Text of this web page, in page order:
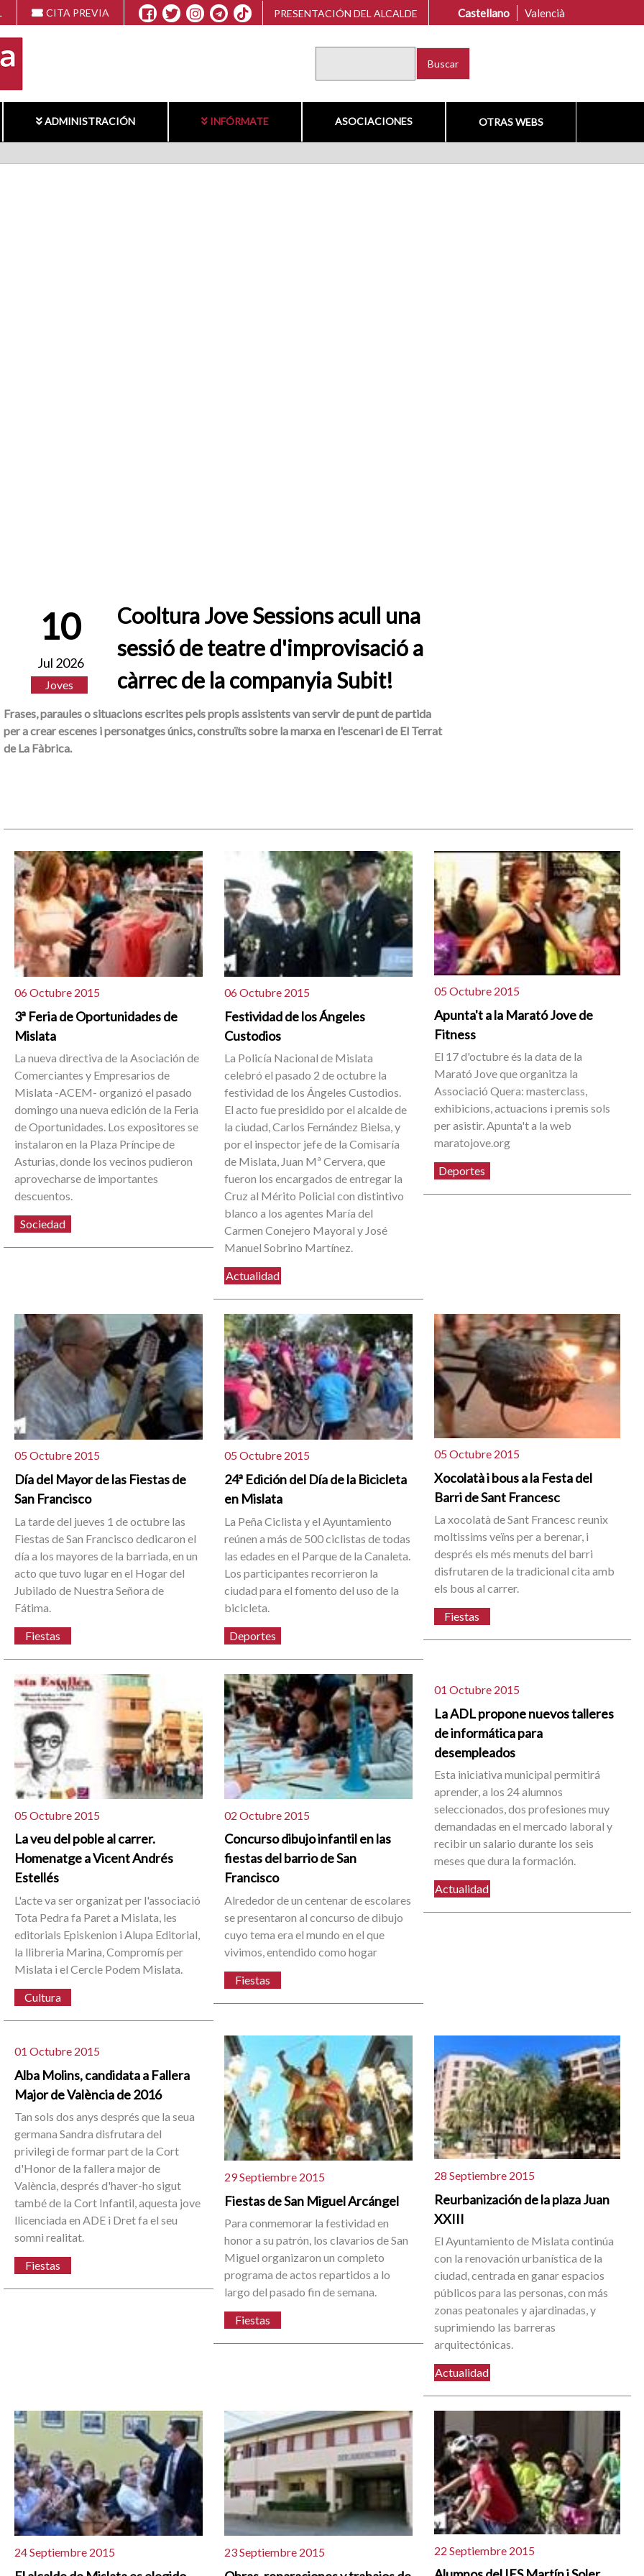
CITA PREVIA PRESENTACIÓN DEL ALCALDE Castellano Valencià
ADMINISTRACIÓN INFÓRMATE ASOCIACIONES OTRAS WEBS
10
Jul 2026
Joves
Cooltura Jove Sessions acull una
sessió de teatre d'improvisació a
càrrec de la companyia Subit!
Frases, paraules o situacions escrites pels propis assistents van servir de punt de partida
per a crear escenes i personatges únics, construïts sobre la marxa en l'escenari de El Terrat
de La Fàbrica.
06 Octubre 2015
3ª Feria de Oportunidades de
Mislata
La nueva directiva de la Asociación de
Comerciantes y Empresarios de
Mislata -ACEM- organizó el pasado
domingo una nueva edición de la Feria
de Oportunidades. Los expositores se
instalaron en la Plaza Príncipe de
Asturias, donde los vecinos pudieron
aprovecharse de importantes
descuentos.
Sociedad
06 Octubre 2015
Festividad de los Ángeles
Custodios
La Policía Nacional de Mislata
celebró el pasado 2 de octubre la
festividad de los Ángeles Custodios.
El acto fue presidido por el alcalde de
la ciudad, Carlos Fernández Bielsa, y
por el inspector jefe de la Comisaría
de Mislata, Juan Mª Cervera, que
fueron los encargados de entregar la
Cruz al Mérito Policial con distintivo
blanco a los agentes María del
Carmen Conejero Mayoral y José
Manuel Sobrino Martínez.
Actualidad
05 Octubre 2015
Apunta't a la Marató Jove de
Fitness
El 17 d'octubre és la data de la
Marató Jove que organitza la
Associació Quera: masterclass,
exhibicions, actuacions i premis sols
per asistir. Apunta't a la web
maratojove.org
Deportes
05 Octubre 2015
Día del Mayor de las Fiestas de
San Francisco
La tarde del jueves 1 de octubre las
Fiestas de San Francisco dedicaron el
día a los mayores de la barriada, en un
acto que tuvo lugar en el Hogar del
Jubilado de Nuestra Señora de
Fátima.
Fiestas
05 Octubre 2015
24ª Edición del Día de la Bicicleta
en Mislata
La Peña Ciclista y el Ayuntamiento
reúnen a más de 500 ciclistas de todas
las edades en el Parque de la Canaleta.
Los participantes recorrieron la
ciudad para el fomento del uso de la
bicicleta.
Deportes
05 Octubre 2015
Xocolatà i bous a la Festa del
Barri de Sant Francesc
La xocolatà de Sant Francesc reunix
moltissims veïns per a berenar, i
després els més menuts del barri
disfrutaren de la tradicional cita amb
els bous al carrer.
Fiestas
05 Octubre 2015
La veu del poble al carrer.
Homenatge a Vicent Andrés
Estellés
L'acte va ser organizat per l'associació
Tota Pedra fa Paret a Mislata, les
editorials Episkenion i Alupa Editorial,
la llibreria Marina, Compromís per
Mislata i el Cercle Podem Mislata.
Cultura
02 Octubre 2015
Concurso dibujo infantil en las
fiestas del barrio de San
Francisco
Alrededor de un centenar de escolares
se presentaron al concurso de dibujo
cuyo tema era el mundo en el que
vivimos, entendido como hogar
Fiestas
01 Octubre 2015
La ADL propone nuevos talleres
de informática para
desempleados
Esta iniciativa municipal permitirá
aprender, a los 24 alumnos
seleccionados, dos profesiones muy
demandadas en el mercado laboral y
recibir un salario durante los seis
meses que dura la formación.
Actualidad
01 Octubre 2015
Alba Molins, candidata a Fallera
Major de València de 2016
Tan sols dos anys després que la seua
germana Sandra disfrutara del
privilegi de formar part de la Cort
d'Honor de la fallera major de
València, després d'haver-ho sigut
també de la Cort Infantil, aquesta jove
llicenciada en ADE i Dret fa el seu
somni realitat.
Fiestas
29 Septiembre 2015
Fiestas de San Miguel Arcángel
Para conmemorar la festividad en
honor a su patrón, los clavarios de San
Miguel organizaron un completo
programa de actos repartidos a lo
largo del pasado fin de semana.
Fiestas
28 Septiembre 2015
Reurbanización de la plaza Juan
XXIII
El Ayuntamiento de Mislata continúa
con la renovación urbanística de la
ciudad, centrada en ganar espacios
públicos para las personas, con más
zonas peatonales y ajardinadas, y
suprimiendo las barreras
arquitectónicas.
Actualidad
24 Septiembre 2015 23 Septiembre 2015 22 Septiembre 2015